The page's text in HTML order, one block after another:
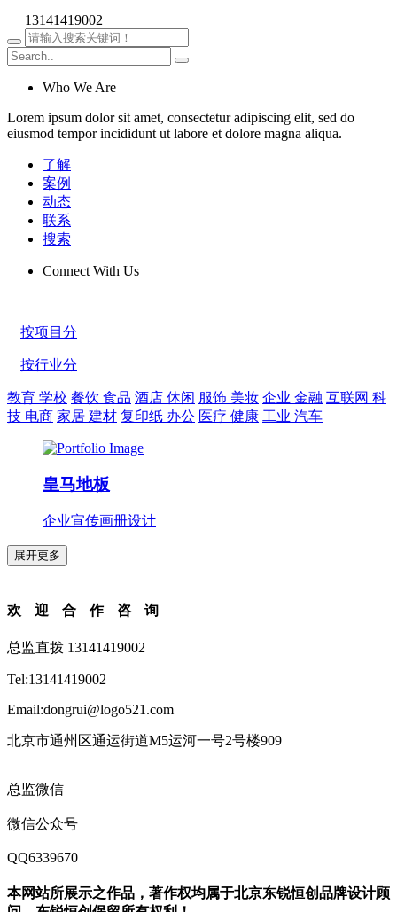
13141419002
Who We Are
Lorem ipsum dolor sit amet, consectetur adipiscing elit, sed do
eiusmod tempor incididunt ut labore et dolore magna aliqua.
了解
案例
动态
联系
搜索
Connect With Us
按项目分
按行业分
教育 学校 餐饮 食品 酒店 休闲 服饰 美妆 企业 金融 互联网 科
技 电商 家居 建材 复印纸 办公 医疗 健康 工业 汽车
皇马地板
企业宣传画册设计
展开更多
欢迎合作咨询
总监直拨 13141419002
Tel:13141419002
Email:dongrui@logo521.com
北京市通州区通运街道M5运河一号2号楼909
总监微信
微信公众号
QQ6339670
本网站所展示之作品，著作权均属于北京东锐恒创品牌设计顾